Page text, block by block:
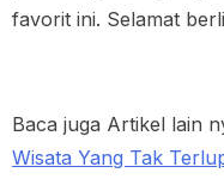
favorit ini. Selamat
Baca juga Artikel lain
Wisata Yang Tak